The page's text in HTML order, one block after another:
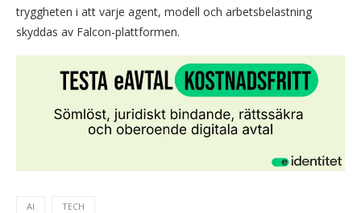
tryggheten i att varje agent, modell och arbetsbelastning
skyddas av Falcon-plattformen.
AI TECH